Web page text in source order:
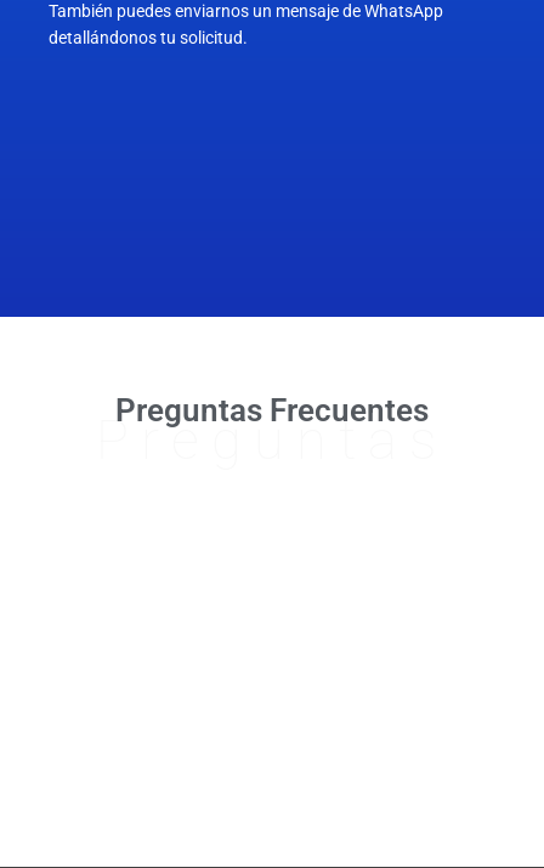
También puedes enviarnos un mensaje de WhatsApp
detallándonos tu solicitud.
Preguntas
Preguntas Frecuentes